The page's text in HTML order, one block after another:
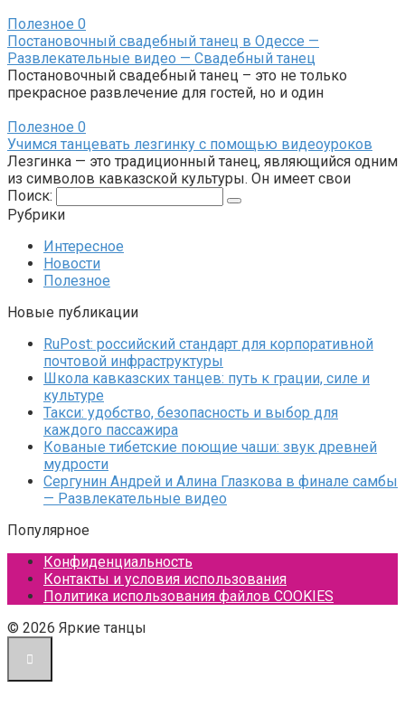
Полезное 0
Постановочный свадебный танец в Одессе —
Развлекательные видео — Свадебный танец
Постановочный свадебный танец – это не только
прекрасное развлечение для гостей, но и один
Полезное 0
Учимся танцевать лезгинку с помощью видеоуроков
Лезгинка — это традиционный танец, являющийся одним
из символов кавказской культуры. Он имеет свои
Поиск:
Рубрики
Интересное
Новости
Полезное
Новые публикации
RuPost: российский стандарт для корпоративной
почтовой инфраструктуры
Школа кавказских танцев: путь к грации, силе и
культуре
Такси: удобство, безопасность и выбор для
каждого пассажира
Кованые тибетские поющие чаши: звук древней
мудрости
Сергунин Андрей и Алина Глазкова в финале самбы
— Развлекательные видео
Популярное
Конфиденциальность
Контакты и условия использования
Политика использования файлов COOKIES
© 2026 Яркие танцы